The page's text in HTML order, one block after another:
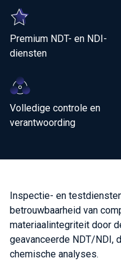
Wereldwijd
Premium NDT- en NDI-
diensten
Volledige controle en
verantwoording
Inspectie- en
betrouwbaarheid van
materiaalintegriteit door
geavanceerde NDT/NDI,
chemische analyses.